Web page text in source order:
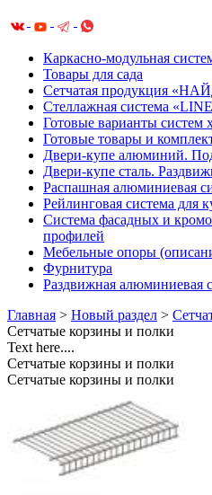
Каркасно-модульная
Товары для сада
Сетчатая продукция
Cтеллажная система
Готовые варианты систем
Готовые товары и
Двери-купе алюминий.
Двери-купе сталь.
Распашная алюминиевая
Рейлинговая система для
Система фасадных и
профилей
Мебельные опоры
Фурнитура
Раздвижная
Главная > Новый раздел >
Сетчатые корзины и полки
Text here....
Сетчатые корзины и полки
Сетчатые корзины и полки